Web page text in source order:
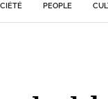
PEOPLE